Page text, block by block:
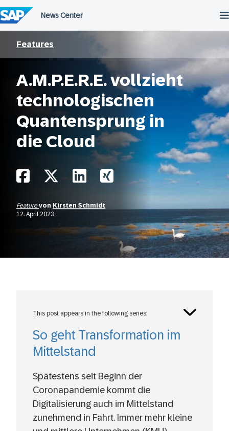
Features
A.M.P.E.R.E. vollzieht
technologischen
Quantensprung in
die Cloud
Featurevon Kirsten Schmidt
12. April 2023
This post appears in the following series:
So geht Transformation im
Mittelstand
Spätestens seit Beginn der
Coronapandemie kommt die
Digitalisierung auch im Mittelstand
zunehmend in Fahrt. Immer mehr kleine
Toggle